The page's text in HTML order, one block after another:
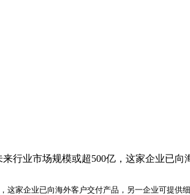
行业市场规模或超500亿，这家企业已向
家企业已向海外客户交付产品，另一企业可提供细